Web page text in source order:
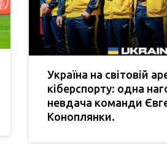
Україна на світовій
кіберспорту: одна
невдача команди
Коноплянки.